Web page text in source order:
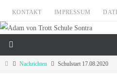
Zum
Inhalt
springen
KONTAKT IMPRESSUM
StartNachrichten Schulstart 17.08.2020